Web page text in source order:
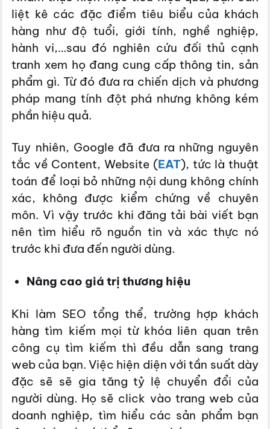
liệt kê các đặc điểm tiêu biểu của khách
hàng như độ tuổi, giới tính, nghề nghiệp,
hành vi,…sau đó nghiên cứu đối thủ cạnh
tranh xem họ đang cung cấp thông tin, sản
phẩm gì. Từ đó đưa ra chiến dịch và phương
pháp mang tính đột phá nhưng không kém
phần hiệu quả.
Tuy nhiên, Google đã đưa ra những nguyên
tắc về Content, Website (EAT), tức là thuật
toán để loại bỏ những nội dung không chính
xác, không được kiểm chứng về chuyên
môn. Vì vậy trước khi đăng tải bài viết bạn
nên tìm hiểu rõ nguồn tin và xác thực nó
trước khi đưa đến người dùng.
Nâng cao giá trị thương hiệu
Khi làm SEO tổng thể, trường hợp khách
hàng tìm kiếm mọi từ khóa liên quan trên
công cụ tìm kiếm thì đều dẫn sang trang
web của bạn. Việc hiện diện với tần suất dày
đặc sẽ sẽ gia tăng tỷ lệ chuyển đổi của
người dùng. Họ sẽ click vào trang web của
doanh nghiệp, tìm hiểu các sản phẩm bạn